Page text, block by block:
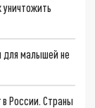
для малышей не
России. Страны